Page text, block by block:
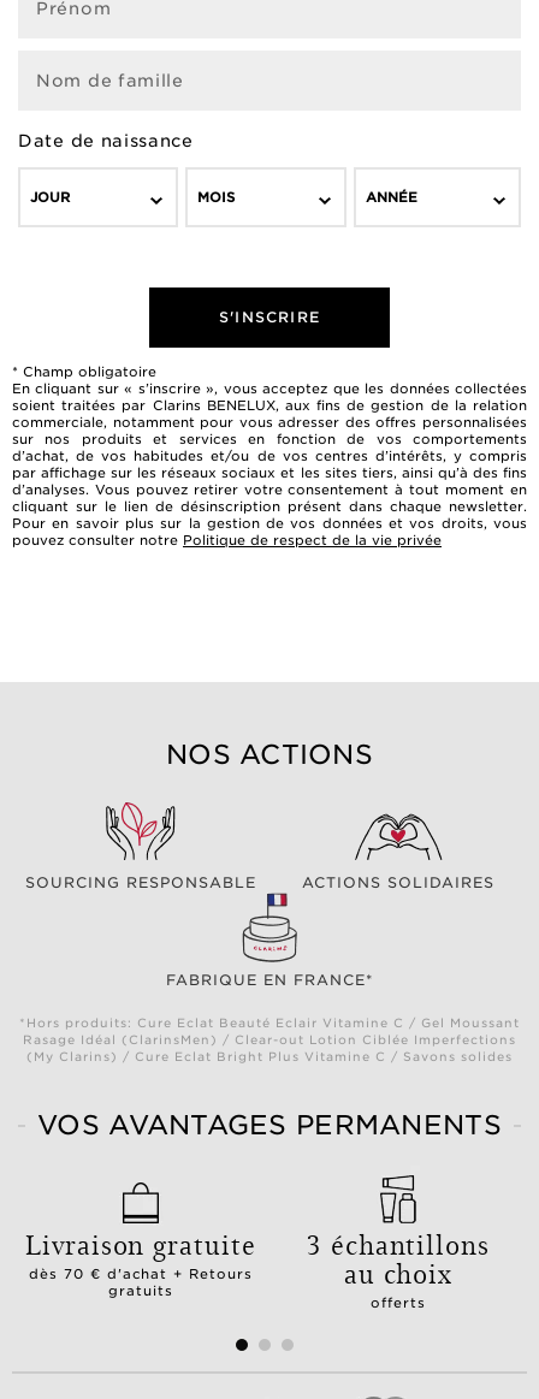
Prénom
Nom de famille
Date de naissance
JOUR MOIS ANNÉE
S'INSCRIRE
* Champ obligatoire
En cliquant sur « s’inscrire », vous acceptez que les données collectées
soient traitées par Clarins BENELUX, aux fins de gestion de la relation
commerciale, notamment pour vous adresser des offres personnalisées
sur nos produits et services en fonction de vos comportements
d’achat, de vos habitudes et/ou de vos centres d’intérêts, y compris
par affichage sur les réseaux sociaux et les sites tiers, ainsi qu’à des fins
d’analyses. Vous pouvez retirer votre consentement à tout moment en
cliquant sur le lien de désinscription présent dans chaque newsletter.
Pour en savoir plus sur la gestion de vos données et vos droits, vous
pouvez consulter notre Politique de respect de la vie privée
NOS ACTIONS
SOURCING RESPONSABLE ACTIONS SOLIDAIRES
FABRIQUE EN FRANCE*
*Hors produits: Cure Eclat Beauté Eclair Vitamine C / Gel Moussant
Rasage Idéal (ClarinsMen) / Clear-out Lotion Ciblée Imperfections
(My Clarins) / Cure Eclat Bright Plus Vitamine C / Savons solides
VOS AVANTAGES PERMANENTS
Livraison gratuite
dès 70 € d'achat + Retours
gratuits
3 échantillons
au choix
offerts